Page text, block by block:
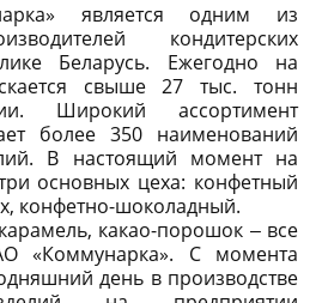
является одним из
кондитерских
Беларусь. Ежегодно на
свыше 27 тыс. тонн
Широкий ассортимент
более 350 наименований
В настоящий момент на
основных цеха: конфетный
конфетно-шоколадный.
какао-порошок ‒ все
«Коммунарка». С момента
день в производстве